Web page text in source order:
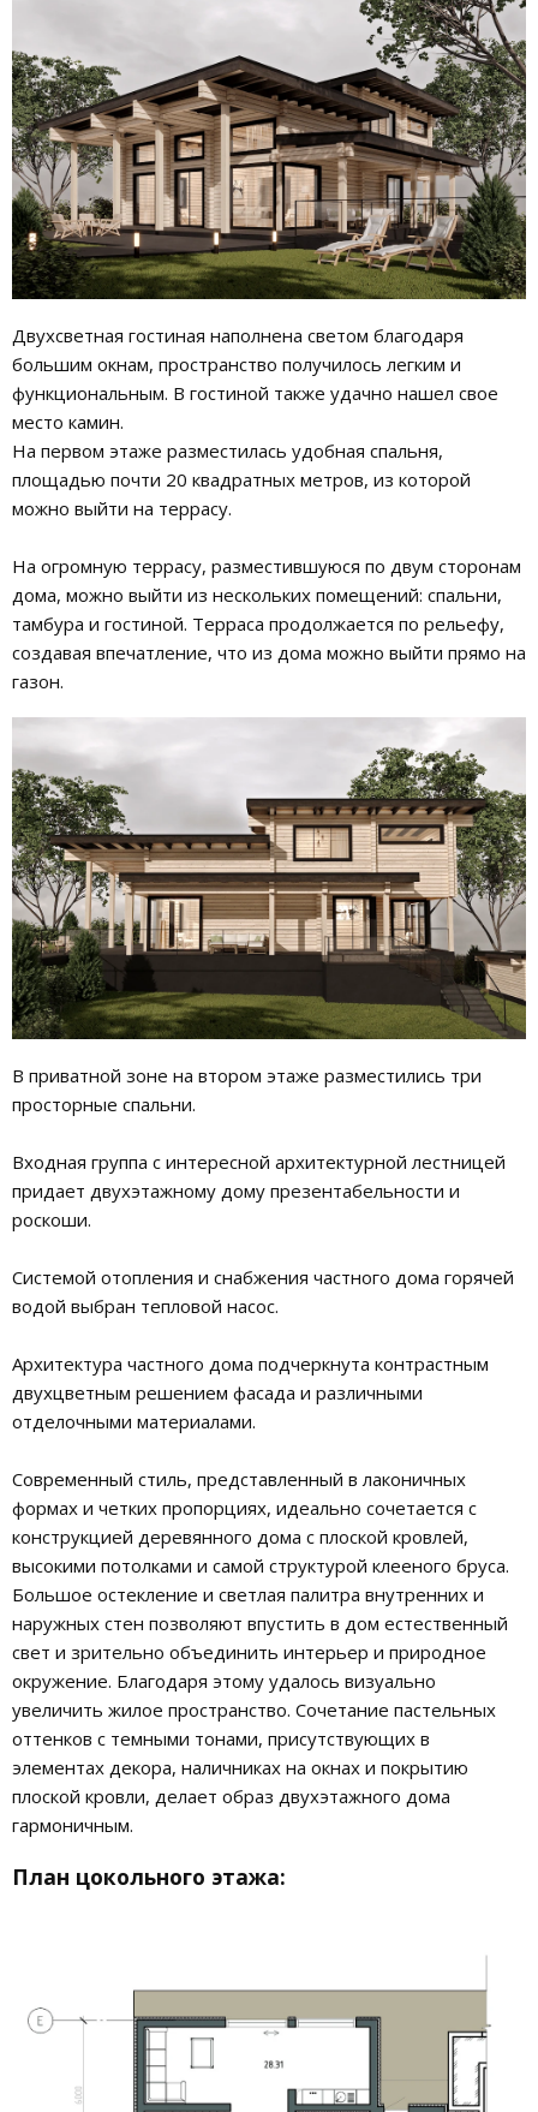
Двухсветная гостиная наполнена светом благодаря
большим окнам, пространство получилось легким и
функциональным. В гостиной также удачно нашел свое
место камин.
На первом этаже разместилась удобная спальня,
площадью почти 20 квадратных метров, из которой
можно выйти на террасу.
На огромную террасу, разместившуюся по двум сторонам
дома, можно выйти из нескольких помещений: спальни,
тамбура и гостиной. Терраса продолжается по рельефу,
создавая впечатление, что из дома можно выйти прямо на
газон.
В приватной зоне на втором этаже разместились три
просторные спальни.
Входная группа с интересной архитектурной лестницей
придает двухэтажному дому презентабельности и
роскоши.
Системой отопления и снабжения частного дома горячей
водой выбран тепловой насос.
Архитектура частного дома подчеркнута контрастным
двухцветным решением фасада и различными
отделочными материалами.
Современный стиль, представленный в лаконичных
формах и четких пропорциях, идеально сочетается с
конструкцией деревянного дома с плоской кровлей,
высокими потолками и самой структурой клееного бруса.
Большое остекление и светлая палитра внутренних и
наружных стен позволяют впустить в дом естественный
свет и зрительно объединить интерьер и природное
окружение. Благодаря этому удалось визуально
увеличить жилое пространство. Сочетание пастельных
оттенков с темными тонами, присутствующих в
элементах декора, наличниках на окнах и покрытию
плоской кровли, делает образ двухэтажного дома
гармоничным.
План цокольного этажа: